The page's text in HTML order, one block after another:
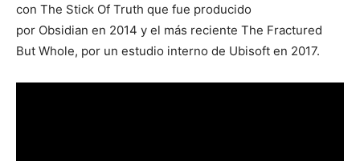
con The Stick Of Truth que fue producido
por Obsidian en 2014 y el más reciente The Fractured
But Whole, por un estudio interno de Ubisoft en 2017.